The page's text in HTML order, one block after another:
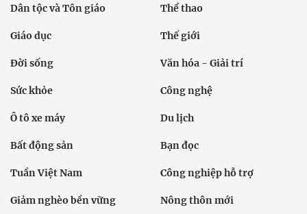
Dân tộc và Tôn giáo Thể thao
Giáo dục Thế giới
Đời sống Văn hóa - Giải trí
Sức khỏe Công nghệ
Ô tô xe máy Du lịch
Bất động sản Bạn đọc
Tuần Việt Nam Công nghiệp hỗ trợ
Giảm nghèo bền vững Nông thôn mới